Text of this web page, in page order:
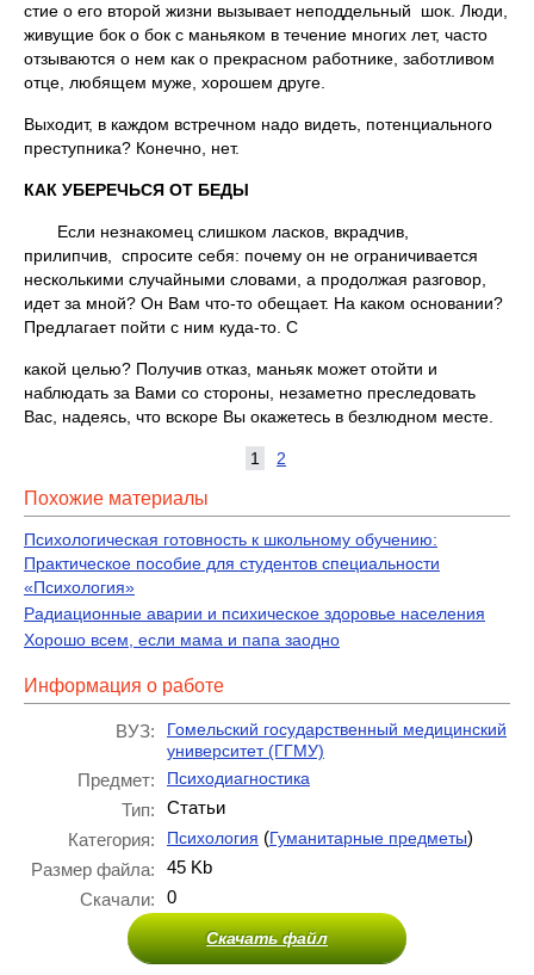
стие о его второй жизни вызывает неподдельный шок. Люди,
живущие бок о бок с маньяком в течение многих лет, часто
отзываются о нем как о прекрасном ра­ботнике, заботливом
отце, любящем муже, хорошем друге.
Выходит, в каждом встречном надо видеть, потенциального
преступника? Конечно, нет.
КАК УБЕРЕЧЬСЯ ОТ БЕДЫ
Если незнакомец слишком ласков, вкрадчив,
прилипчив, спросите себя: почему он не ограничивается
несколькими случайными словами, а продолжая разговор,
идет за мной? Он Вам что-то обещает. На каком основа­нии?
Предлагает пойти с ним куда-то. С
какой целью? Получив отказ, маньяк может отойти и
наблюдать за Вами со стороны, незаметно преследовать
Вас, надеясь, что вскоре Вы окажетесь в без­людном месте.
1 2
Похожие материалы
Психологическая готовность к школьному обучению:
Практическое пособие для студентов специальности
«Психология»
Радиационные аварии и психическое здоровье населения
Хорошо всем, если мама и папа заодно
Информация о работе
ВУЗ:
Гомельский государственный медицинский
университет (ГГМУ)
Предмет: Психодиагностика
Тип:
Статьи
Категория:
Психология (Гуманитарные предметы)
Размер файла:
45 Kb
Скачали:
0
Скачать файл